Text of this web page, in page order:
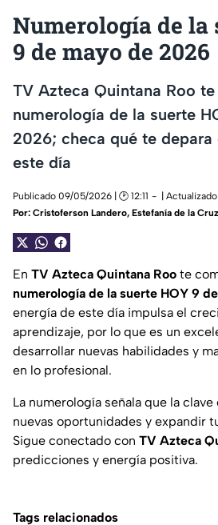
Numerología de la
9 de mayo de 2026
TV Azteca Quintana Roo
numerología de la suerte
2026; checa qué te depara
este día
Publicado 09/05/2026 | 🕑 12:11
|
Por: Cristoferson Landero, Estefanía de la Cruz
En TV Azteca Quintana Roo te
numerología de la suerte HOY 9
energía de este día impulsa el
aprendizaje, por lo que es un
desarrollar nuevas habilidades y
en lo profesional.
La numerología señala que la
nuevas oportunidades y expandir
Sigue conectado con TV Azteca
predicciones y energía positiva.
Tags relacionados